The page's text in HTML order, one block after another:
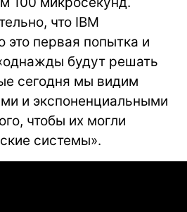
что IBM
это первая попытка и
будут решать
сегодня мы видим
и экспоненциальными
чтобы их могли
системы».